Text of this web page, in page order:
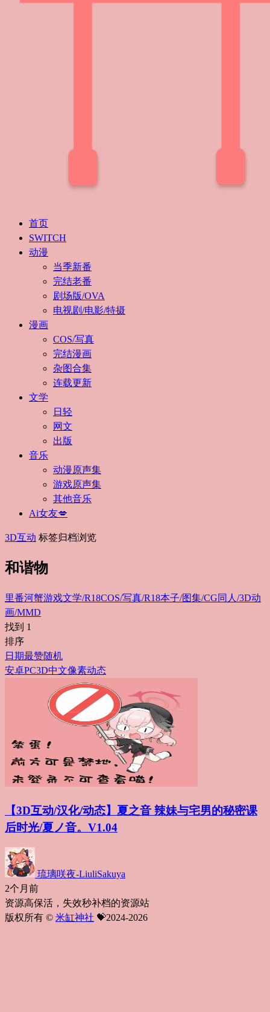
首页
SWITCH
动漫
当季新番
完结老番
剧场版/OVA
电视剧/电影/特摄
漫画
COS/写真
完结漫画
杂图合集
连载更新
文学
日轻
网文
出版
音乐
动漫原声集
游戏原声集
其他音乐
Ai女友💋
3D互动 标签归档浏览
和谐物
里番河蟹游戏文学/R18COS/写真/R18本子/图集/CG同人/3D动
画/MMD
找到 1
排序
日期最赞随机
安卓PC3D中文像素动态
【3D互动/汉化/动态】夏之音 辣妹与宅男的秘密课
后时光/夏ノ音。V1.04
琉璃咲夜-LiuliSakuya
2个月前
资源高保活，失效秒补档的资源站
版权所有 © 米缸神社 💝2024-2026